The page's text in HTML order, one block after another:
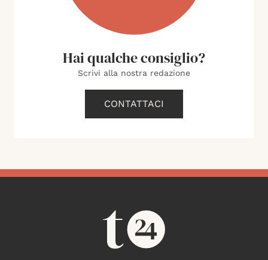
Hai qualche consiglio?
Scrivi alla nostra redazione
CONTATTACI